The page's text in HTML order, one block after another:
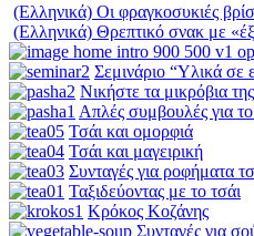
(Ελληνικά) Οι φραγκοσυκιές
(Ελληνικά) Θρεπτικό σνακ με
Σεμινάριο “Υλικά σε
Νικήστε τα μικρόβια
Απλές συμβουλές για
Τσάι και ομορφιά
Τσάι και μαγειρική
Συνταγές για ροφήματα
Ταξιδεύοντας με το τσάι
Κρόκος Κοζάνης
Συνταγές για